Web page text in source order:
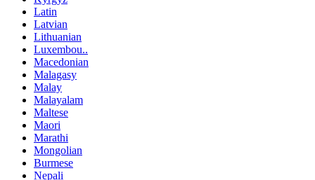
Latin
Latvian
Lithuanian
Luxembou..
Macedonian
Malagasy
Malay
Malayalam
Maltese
Maori
Marathi
Mongolian
Burmese
Nepali